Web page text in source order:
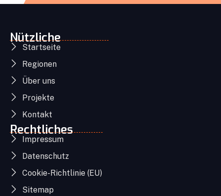
Nützliche
Startseite
Regionen
Über uns
Projekte
Kontakt
Rechtliches
Impressum
Datenschutz
Cookie-Richtlinie (EU)
Sitemap